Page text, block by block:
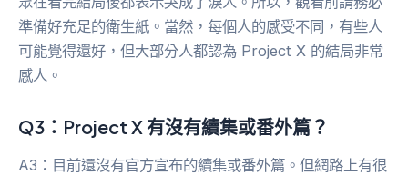
準備好充足的衛生紙。當然，每個人的感受不同，有些人
可能覺得還好，但大部分人都認為 Project X 的結局非常
感人。
Q3：Project X 有沒有續集或番外篇？
A3：目前還沒有官方宣布的續集或番外篇。但網路上有很